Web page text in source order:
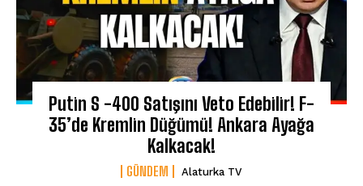
Putin S -400 Satışını Veto Edebilir! F-
35’de Kremlin Düğümü! Ankara Ayağa
Kalkacak!
GÜNDEM Alaturka TV